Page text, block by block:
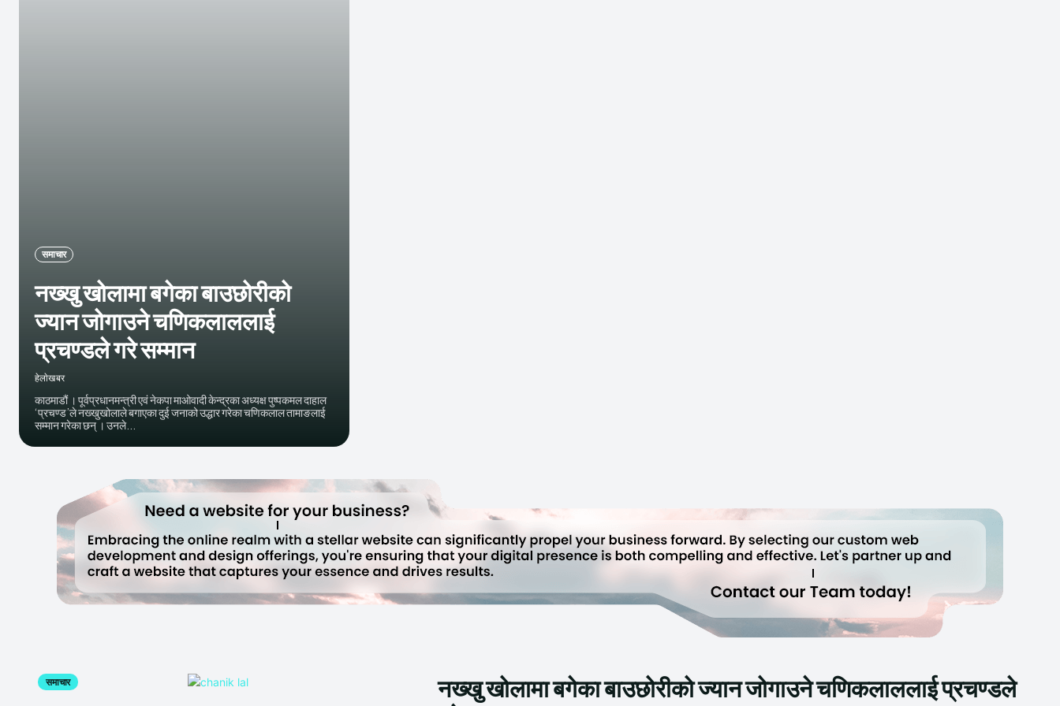
समाचार
नख्खु खोलामा बगेका बाउछोरीको
ज्यान जोगाउने चणिकलाललाई
प्रचण्डले गरे सम्मान
हेलाेखबर
काठमाडौं । पूर्वप्रधानमन्त्री एवं नेकपा माओवादी केन्द्रका अध्यक्ष पुष्पकमल दाहाल
‘प्रचण्ड’ले नख्खुखोलाले बगाएका दुई जनाको उद्धार गरेका चणिकलाल तामाङलाई
सम्मान गरेका छन् । उनले...
समाचार
नख्खु खोलामा बगेका बाउछोरीको ज्यान जोगाउने चणिकलाललाई प्रचण्डले